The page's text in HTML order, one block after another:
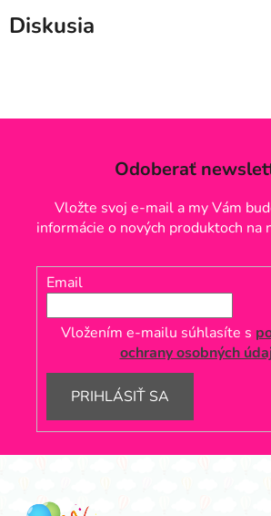
Diskusia
Odoberať
Vložte svoj e-mail a my Vám
informácie o nových produktoch na
Email
Vložením e-mailu súhlasíte s
ochrany osobných
PRIHLÁSIŤ SA
Z